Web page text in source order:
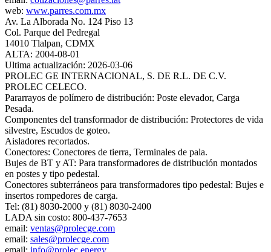
web: www.parres.com.mx
Av. La Alborada No. 124 Piso 13
Col. Parque del Pedregal
14010 Tlalpan, CDMX
ALTA: 2004-08-01
Ultima actualización: 2026-03-06
PROLEC GE INTERNACIONAL, S. DE R.L. DE C.V.
PROLEC CELECO.
Pararrayos de polímero de distribución: Poste elevador, Carga
Pesada.
Componentes del transformador de distribución: Protectores de vida
silvestre, Escudos de goteo.
Aisladores recortados.
Conectores: Conectores de tierra, Terminales de pala.
Bujes de BT y AT: Para transformadores de distribución montados
en postes y tipo pedestal.
Conectores subterráneos para transformadores tipo pedestal: Bujes e
insertos rompedores de carga.
Tel: (81) 8030-2000 y (81) 8030-2400
LADA sin costo: 800-437-7653
email: ventas@prolecge.com
email: sales@prolecge.com
email: info@prolec.energy